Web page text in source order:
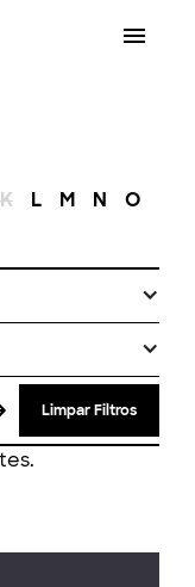
K L M N O
Limpar Filtros